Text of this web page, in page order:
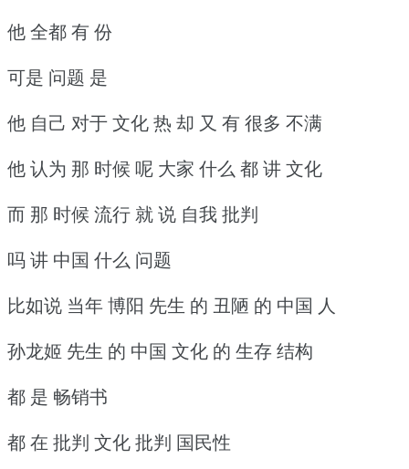
他 全都 有 份
可是 问题 是
他 自己 对于 文化 热 却 又 有 很多 不满
他 认为 那 时候 呢 大家 什么 都 讲 文化
而 那 时候 流行 就 说 自我 批判
吗 讲 中国 什么 问题
比如说 当年 博阳 先生 的 丑陋 的 中国 人
孙龙姬 先生 的 中国 文化 的 生存 结构
都 是 畅销书
都 在 批判 文化 批判 国民性